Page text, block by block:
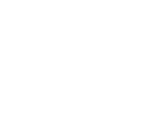
untuk pesanan